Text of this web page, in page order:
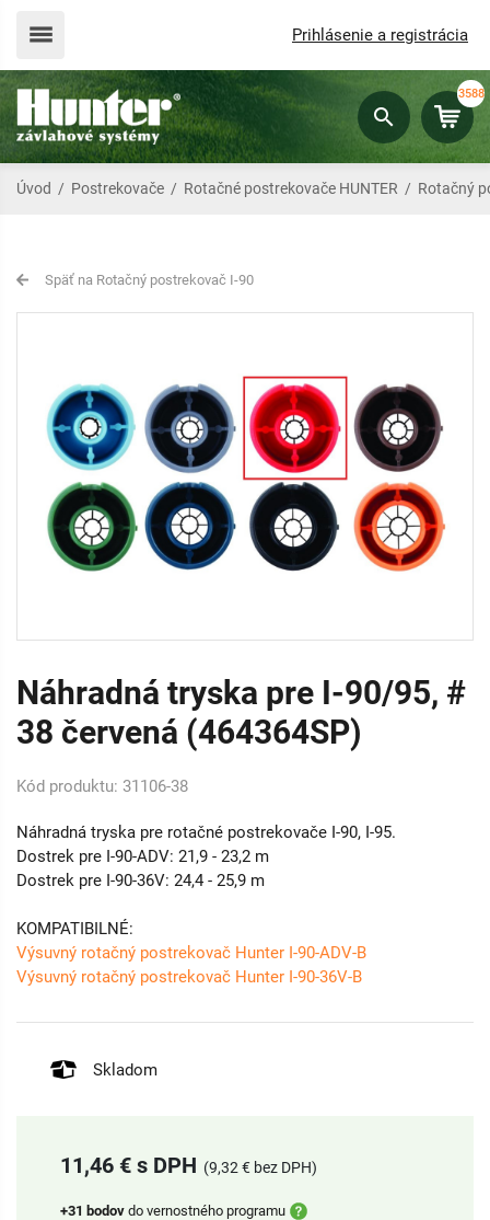
Prihlásenie a registrácia
3588
Úvod / Postrekovače / Rotačné postrekovače HUNTER / Rotačný
Späť na Rotačný postrekovač I-90
Náhradná tryska pre I-90/95, #
38 červená (464364SP)
Kód produktu: 31106-38
Náhradná tryska pre rotačné postrekovače I-90, I-95.
Dostrek pre I-90-ADV: 21,9 - 23,2 m
Dostrek pre I-90-36V: 24,4 - 25,9 m
KOMPATIBILNÉ:
Výsuvný rotačný postrekovač Hunter I-90-ADV-B
Výsuvný rotačný postrekovač Hunter I-90-36V-B
Skladom
11,46 € s DPH (9,32 € bez DPH)
+31 bodov do vernostného programu